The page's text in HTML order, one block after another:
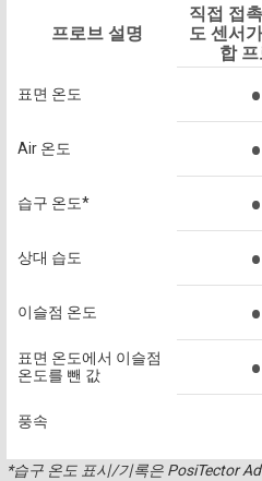
프로브 설명
직접 접
도 센서
합
표면 온도 •
Air 온도 •
습구 온도* •
상대 습도 •
이슬점 온도 •
표면 온도에서 이슬점
온도를 뺀 값
•
풍속
*습구 온도 표시/기록은 PosiTector